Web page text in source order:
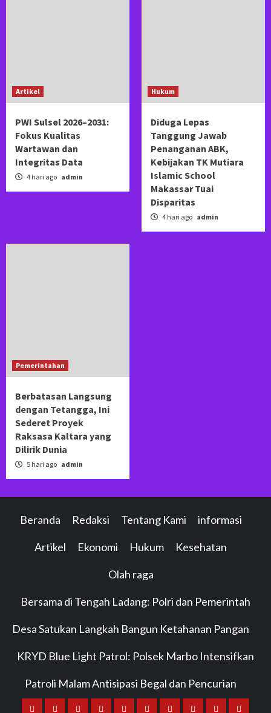
Artikel
PWI Sulsel 2026–2031:
Fokus Kualitas
Wartawan dan
Integritas Data
4 hari ago admin
Hukum
Diduga Lepas
Tanggung Jawab
Penanganan ABK,
Kebijakan TK Mutiara
Islamic School
Makassar Tuai
Disparitas
4 hari ago admin
Pemerintahan
Berbatasan Langsung
dengan Tetangga, Ini
Sederet Proyek
Raksasa Kaltara yang
Dilirik Dunia
5 hari ago admin
Beranda Redaksi Tentang Kami informasi
Artikel Ekonomi Hukum Kesehatan
Olah raga
Bersama di Tengah Ladang: Polri dan Pemerintah
Desa Satukan Langkah Bangun Ketahanan Pangan
KRYD Blue Light Patrol: Polsek Marbo Intensifkan
Patroli Malam Antisipasi Begal dan Pencurian